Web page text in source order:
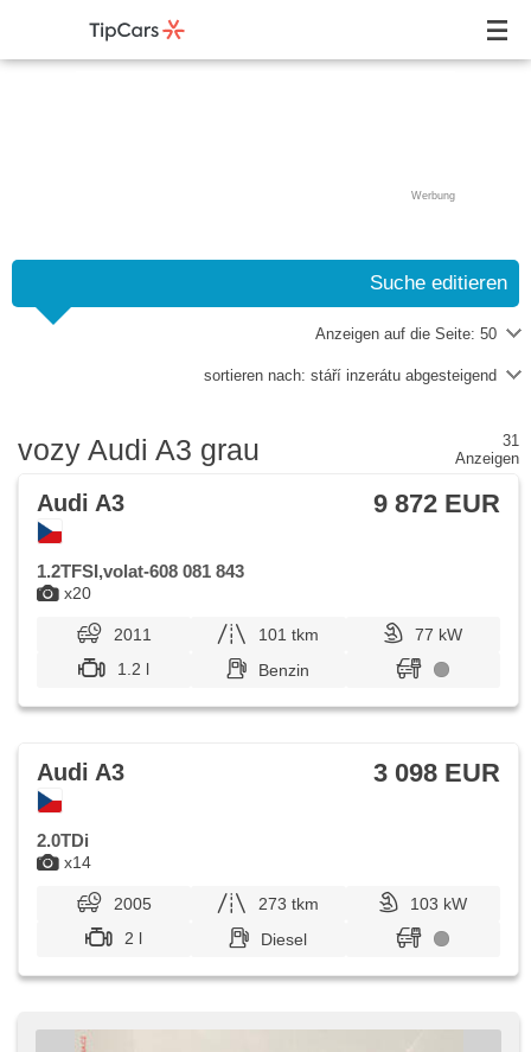
Werbung
Suche editieren
Anzeigen auf die Seite: 50
sortieren nach: stáří inzerátu abgesteigend
vozy Audi A3 grau
31
Anzeigen
x20
Audi A3 9 872 EUR
1.2TFSI,volat-608 081 843
2011 101 tkm
77 kW
1.2 l
Benzin
x14
Audi A3 3 098 EUR
2.0TDi
2005 273 tkm
103 kW
2 l
Diesel